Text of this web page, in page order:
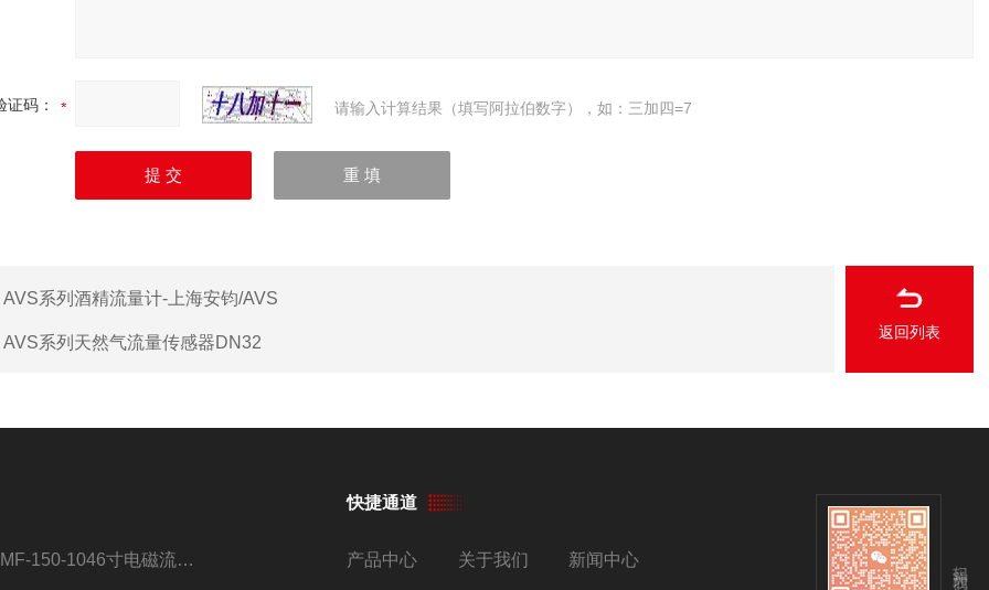
证码： 请输入计算结果（填写阿拉伯数字），如：三加四=7
AVS系列酒精流量计-上海安钧/AVS
AVS系列天然气流量传感器DN32
返回列表
AMF-150-1046寸电磁流量计
快捷通道
产品中心 关于我们 新闻中心